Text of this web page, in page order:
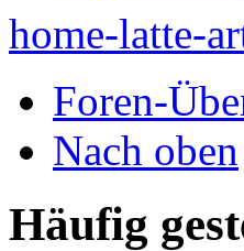
home-latte-
Foren-
Nach oben
Häufig